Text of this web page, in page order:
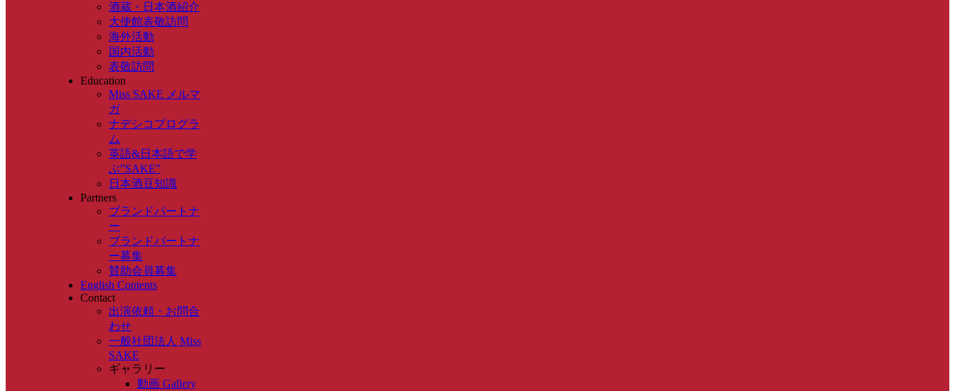
酒蔵・日本酒紹介
大使館表敬訪問
海外活動
国内活動
表敬訪問
Education
Miss SAKE メルマ
ガ
ナデシコプログラ
ム
英語&日本語で学
ぶ”SAKE”
日本酒豆知識
Partners
ブランドパートナ
ー
ブランドパートナ
ー募集
賛助会員募集
English Contents
Contact
出演依頼・お問合
わせ
一般社団法人 Miss
SAKE
ギャラリー
動画 Gallery